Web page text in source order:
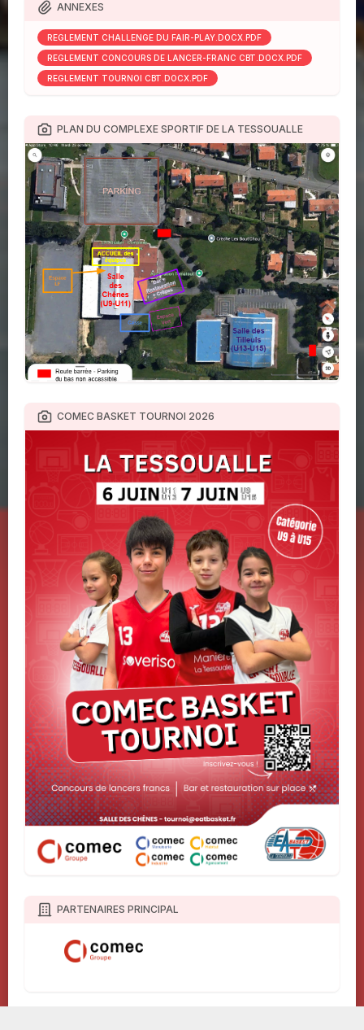
ANNEXES
RÉGLEMENT CHALLENGE DU FAIR-PLAY.DOCX.PDF
RÉGLEMENT CONCOURS DE LANCER-FRANC CBT.DOCX.PDF
RÉGLEMENT TOURNOI CBT.DOCX.PDF
PLAN DU COMPLEXE SPORTIF DE LA TESSOUALLE
COMEC BASKET TOURNOI 2026
PARTENAIRES PRINCIPAL